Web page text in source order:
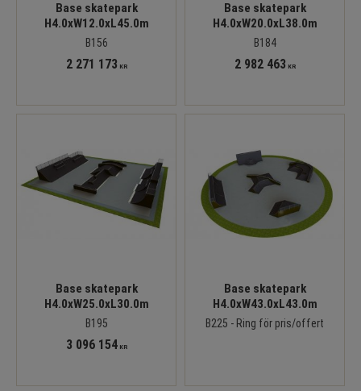
Base skatepark
H4.0xW12.0xL45.0m
B156
2 271 173 KR
Base skatepark
H4.0xW20.0xL38.0m
B184
2 982 463 KR
Base skatepark
H4.0xW25.0xL30.0m
B195
3 096 154KR
Base skatepark
H4.0xW43.0xL43.0m
B225 - Ring för pris/offert